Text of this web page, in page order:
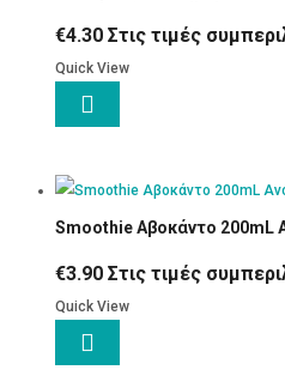
€4.30 Στις τιμές
Quick View

Smoothie Αβοκάντο 200mL
€3.90 Στις τιμές
Quick View
